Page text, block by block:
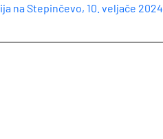
na Stepinčevo, 10. veljače 2024.